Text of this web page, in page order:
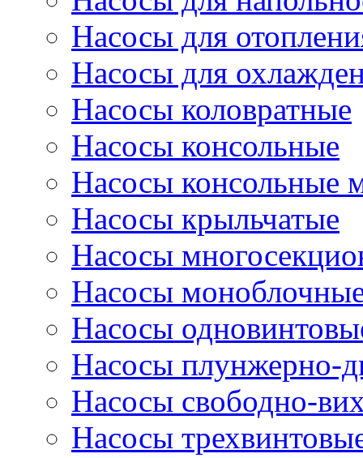
Насосы для
Насосы для
Насосы коловратные
Насосы консольные
Насосы консольные
Насосы крыльчатые
Насосы
Насосы
Насосы
Насосы плунжерно-
Насосы свободно-
Насосы